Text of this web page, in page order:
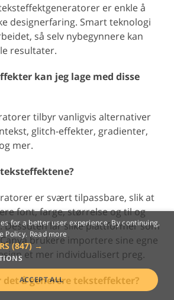
er enkle å
designerfaring. Smart teknologi
så selv nybegynnere kan
resultater.
kan jeg lage med disse
tilbyr vanligvis alternativer
glitch-effekter, gradienter,
mer.
er svært tilpassbare, slik at
font, farge, størrelse og til og
Dessuten lar slike plattformer som
brukere importere sine egne
et mer individualisert preg.
det å generere teksteffekter?
for a better user experience. By continuing,
Policy. Read more
(847) →
ACCEPT ALL